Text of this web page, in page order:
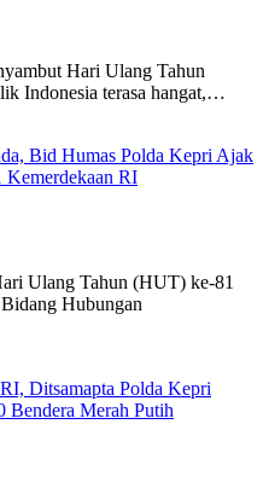
Hari Ulang Tahun
Indonesia terasa hangat,…
Bid Humas Polda Kepri Ajak
Kemerdekaan RI
Ulang Tahun (HUT) ke-81
Hubungan
Ditsamapta Polda Kepri
Bendera Merah Putih